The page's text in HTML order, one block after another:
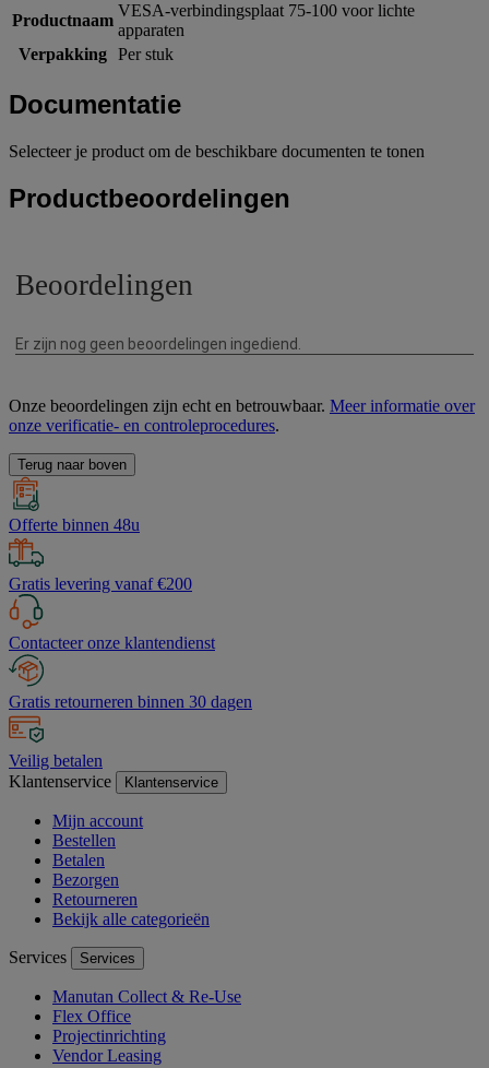
Productnaam
VESA-verbindingsplaat 75-100 voor lichte
apparaten
Verpakking Per stuk
Documentatie
Selecteer je product om de beschikbare documenten te tonen
Productbeoordelingen
Onze beoordelingen zijn echt en betrouwbaar. Meer informatie over
onze verificatie- en controleprocedures.
Terug naar boven
Offerte binnen 48u
Gratis levering vanaf €200
Contacteer onze klantendienst
Gratis retourneren binnen 30 dagen
Veilig betalen
Klantenservice
Klantenservice
Mijn account
Bestellen
Betalen
Bezorgen
Retourneren
Bekijk alle categorieën
Services Services
Manutan Collect & Re-Use
Flex Office
Projectinrichting
Vendor Leasing